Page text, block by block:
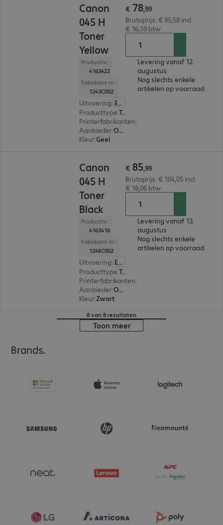
Canon
045 H
Toner
Yellow
Productnr.:
4163422
Fabrikant-nr.:
1243C002
Uitvoering: Europa
Producttype: Toner
Printerfabrikanten:
Aanbieder:
Origineel
Kleur:Geel
€ 78,99
Brutoprijs: € 95,58 incl.
€ 16,59 btw
Levering vanaf 12.
augustus
Nog slechts enkele
artikelen op voorraad.
Canon
045 H
Toner
Black
Productnr.:
4163416
Fabrikant-nr.:
1246C002
Uitvoering: Europa
Producttype: Toner
Printerfabrikanten:
Aanbieder:
Origineel
Kleur:Zwart
€ 85,99
Brutoprijs: € 104,05 incl.
€ 18,06 btw
Levering vanaf 13.
augustus
Nog slechts enkele
artikelen op voorraad.
8 van 8 resultaten
Toon meer
Brands.